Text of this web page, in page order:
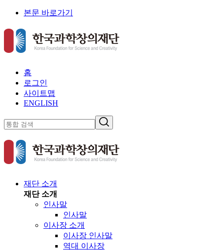
본문 바로가기
홈
로그인
사이트맵
ENGLISH
재단 소개
재단 소개
인사말
인사말
이사장 소개
이사장 인사말
역대 이사장